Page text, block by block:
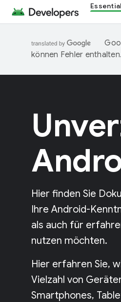
können Fehler enthalten.
Hier finden Sie
Ihre Android-
als auch für
nutzen möchten.
Hier erfahren Sie,
Vielzahl von
Smartphones,